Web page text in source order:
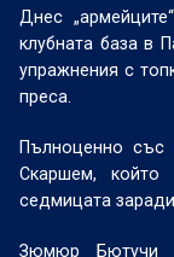
Днес
клубната база в
упражнения с
преса.
Пълноценно със
Скаршем, който
седмицата
Зюмюр Бютучи